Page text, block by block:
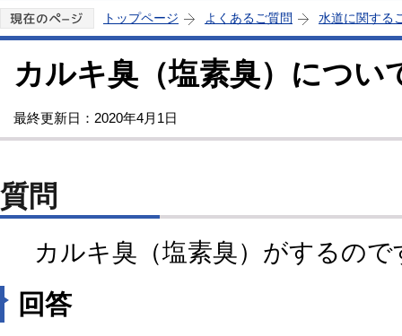
トップページ よくあるご質問 水道に関する
カルキ臭（塩素臭）につい
最終更新日：2020年4月1日
質問
カルキ臭（塩素臭）がするので
回答